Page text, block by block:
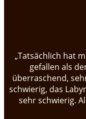
„Tatsächlich hat
gefallen als
überraschend,
schwierig, das
sehr schwierig.